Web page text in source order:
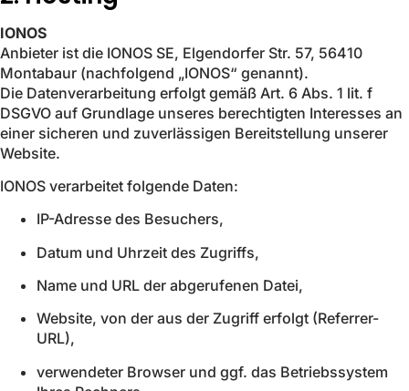
IONOS
Anbieter ist die IONOS SE, Elgendorfer Str. 57, 56410
Montabaur (nachfolgend „IONOS“ genannt).
Die Datenverarbeitung erfolgt gemäß Art. 6 Abs. 1 lit. f
DSGVO auf Grundlage unseres berechtigten Interesses an
einer sicheren und zuverlässigen Bereitstellung unserer
Website.
IONOS verarbeitet folgende Daten:
IP-Adresse des Besuchers,
Datum und Uhrzeit des Zugriffs,
Name und URL der abgerufenen Datei,
Website, von der aus der Zugriff erfolgt (Referrer-
URL),
verwendeter Browser und ggf. das Betriebssystem